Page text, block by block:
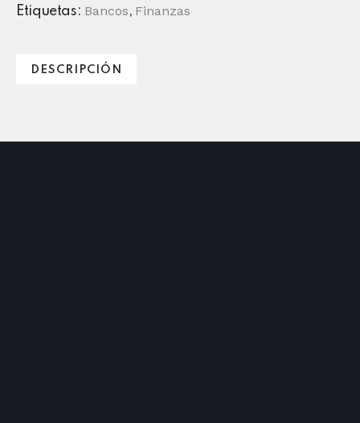
Etiquetas: Bancos, Finanzas
DESCRIPCIÓN